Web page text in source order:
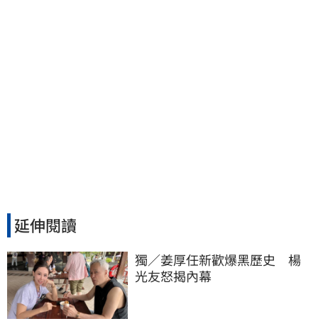
延伸閱讀
獨／姜厚任新歡爆黑歷史　楊
光友怒揭內幕